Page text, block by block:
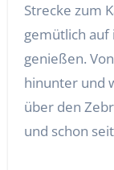
Strecke zum
gemütlich auf
genießen.
hinunter und
über den
und schon